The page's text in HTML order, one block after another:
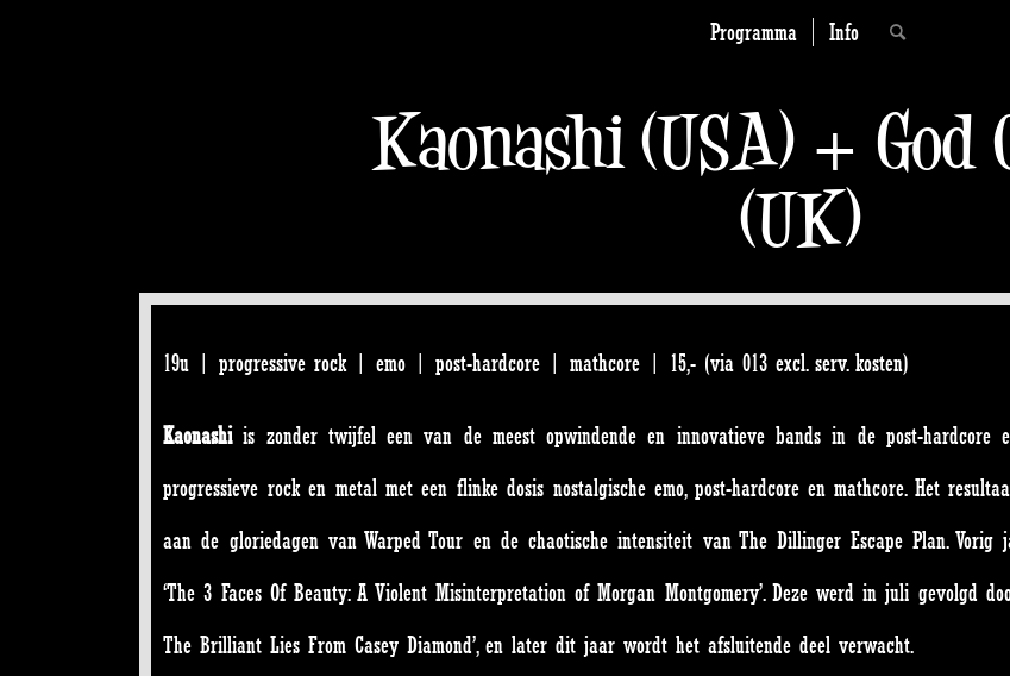
Programma Info
Kaonashi (USA) + God
(UK)
19u | progressive rock | emo | post-hardcore | mathcore | 15,- (via 013 excl. serv. kosten)
Kaonashiis zonder twijfel een van de meest opwindende en innovatieve bands in de post-hardcore
progressieve rock en metal met een flinke dosis nostalgische emo, post-hardcore en mathcore. Het
aan de gloriedagen van Warped Tour en de chaotische intensiteit van The Dillinger Escape Plan.
‘The 3 Faces Of Beauty: A Violent Misinterpretation of Morgan Montgomery’. Deze werd in juli gevolgd
The Brilliant Lies From Casey Diamond’, en later dit jaar wordt het afsluitende deel verwacht.